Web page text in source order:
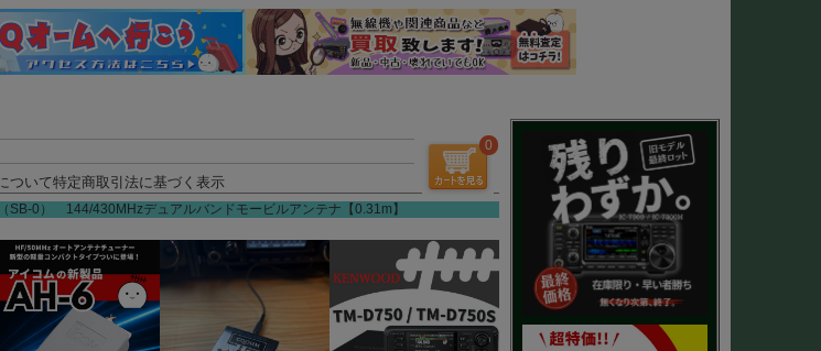
0
ついて特定商取引法に基づく表示
SB-0） 144/430MHzデュアルバンドモービルアンテナ【0.31m】